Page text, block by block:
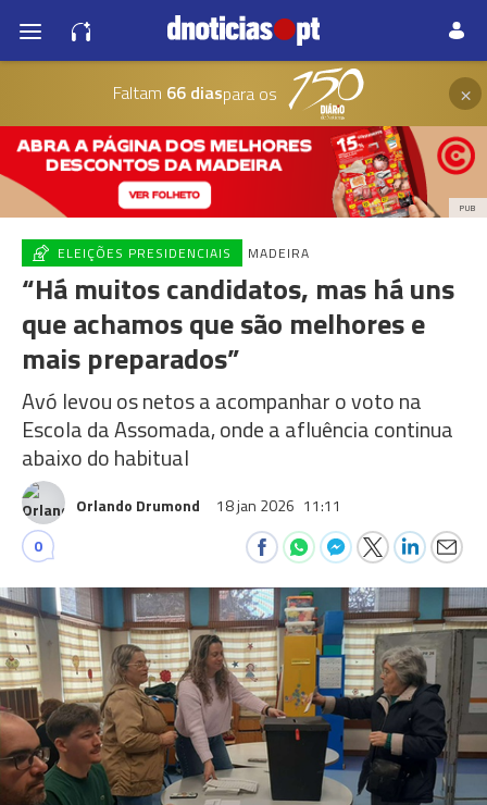
Faltam 66 diaspara os ×
PUB
ELEIÇÕES PRESIDENCIAIS MADEIRA
“Há muitos candidatos, mas há uns
que achamos que são melhores e
mais preparados”
Avó levou os netos a acompanhar o voto na
Escola da Assomada, onde a afluência continua
abaixo do habitual
Orlando Drumond 18 jan 2026 11:11
0